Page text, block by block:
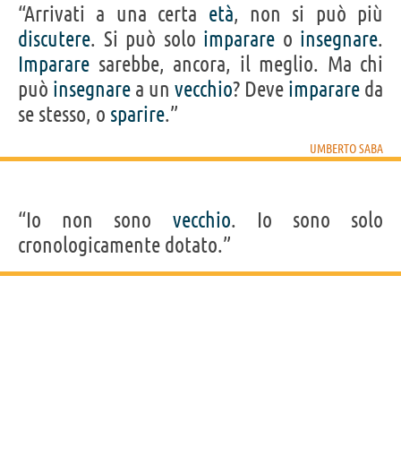
“Arrivati a una certa età, non si può più
discutere. Si può solo imparare o insegnare.
Imparare sarebbe, ancora, il meglio. Ma chi
può insegnare a un vecchio? Deve imparare da
se stesso, o sparire.”
UMBERTO SABA
“Io non sono vecchio. Io sono solo
cronologicamente dotato.”